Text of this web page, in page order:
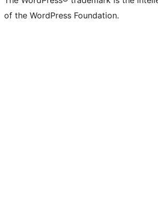
of the WordPress Foundation.